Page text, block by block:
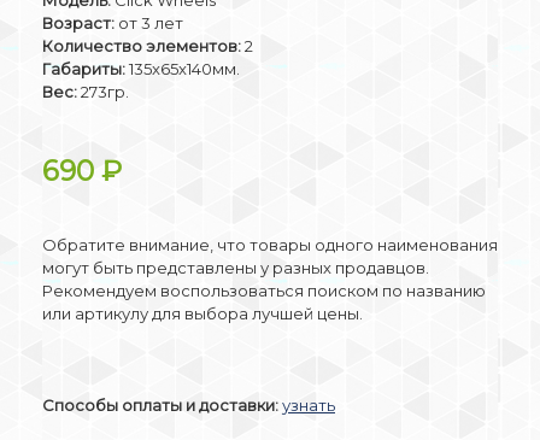
Возраст: от 3 лет
Количество элементов:2
Габариты:135x65x140мм.
Вес:273гр.
690 ₽
Обратите внимание, что товары одного наименования
могут быть представлены у разных продавцов.
Рекомендуем воспользоваться поиском по названию
или артикулу для выбора лучшей цены.
Способы оплаты и доставки:узнать